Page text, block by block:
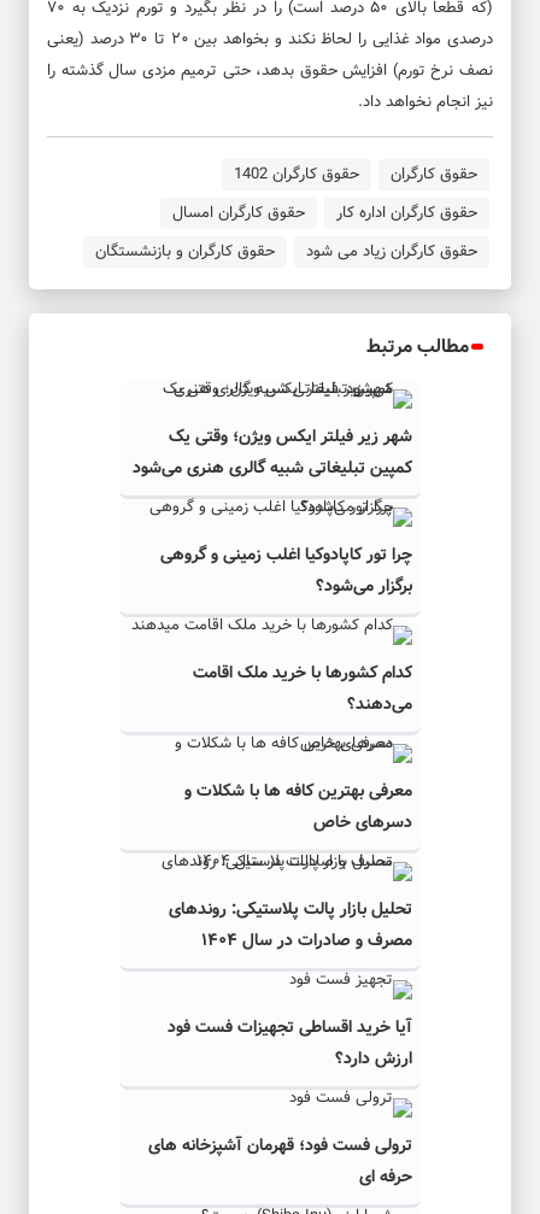
(که قطعا بالای ۵۰ درصد است) را در نظر بگیرد و تورم نزدیک به ۷۰
درصدی مواد غذایی را لحاظ نکند و بخواهد بین ۲۰ تا ۳۰ درصد (یعنی
نصف نرخ تورم) افزایش حقوق بدهد، حتی ترمیم مزدی سال گذشته را
نیز انجام نخواهد داد.
حقوق کارگران
حقوق کارگران 1402
حقوق کارگران اداره کار
حقوق کارگران امسال
حقوق کارگران زیاد می شود
حقوق کارگران و بازنشستگان
مطالب مرتبط
شهر زیر فیلتر ایکس ویژن؛ وقتی یک
کمپین تبلیغاتی شبیه گالری هنری می‌شود
چرا تور کاپادوکیا اغلب زمینی و گروهی
برگزار می‌شود؟
کدام کشورها با خرید ملک اقامت
می‌دهند؟
معرفی بهترین کافه ها با شکلات و
دسرهای خاص
تحلیل بازار پالت پلاستیکی: روندهای
مصرف و صادرات در سال ۱۴۰۴
آیا خرید اقساطی تجهیزات فست فود
ارزش دارد؟
ترولی فست فود؛ قهرمان آشپزخانه های
حرفه ای